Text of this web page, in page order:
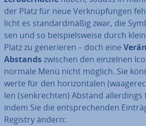
der Platz für neue Ver­knüp­fun­gen
licht es stan­dard­mä­ßig zwar, die
sen und so bei­spiels­wei­se durch
Platz zu ge­ne­rie­ren – doch eine
Abstandszwischen den einzelnen
normale Menü nicht möglich. Sie
wer­te für den ho­ri­zon­ta­len
len (senk­rech­ten) Abstand
indem Sie die ent­spre­chen­den
Registry ändern: